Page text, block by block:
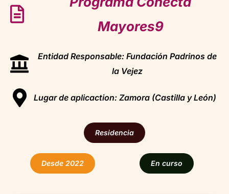
Mayores9
Entidad Responsable: Fundación Padrinos de
la Vejez
Lugar de aplicaction: Zamora (Castilla y León)
Residencia
Desde 2022 En curso